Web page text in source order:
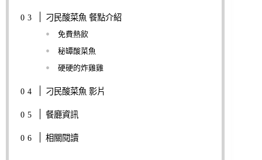
刁民酸菜魚 餐點介紹
免費熱飲
秘罈酸菜魚
硬硬的炸雞雞
刁民酸菜魚 影片
餐廳資訊
相關閱讀